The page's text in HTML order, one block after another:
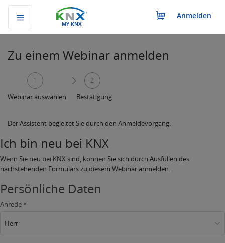
MY KNX
Anmelden
Zu einem Webinar anmelden
1
Webinar auswählen
2
Bestätigung
Der Assistent begleitet Sie durch den Anmeldevorgang.
Ich bin neu bei KNX
Wenn Sie neu bei KNX sind, können Sie sich durch Ausfüllen des
nachstehenden Formulars zu diesem Webinar anmelden.
Persönliche Daten
Anrede *
Herr